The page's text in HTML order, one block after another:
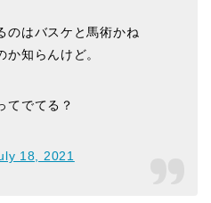
のはバスケと馬術かね
か知らんけど。
てでてる？
18, 2021